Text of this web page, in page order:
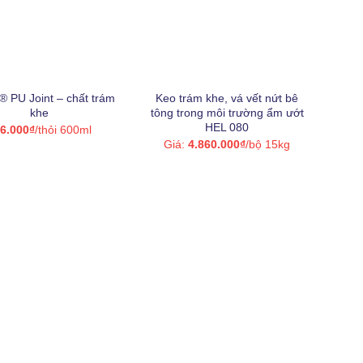
PU Joint – chất trám
khe
₫/thỏi 600ml
Keo trám khe, vá vết nứt bê
tông trong môi trường ẩm ướt
HEL 080
Giá:4.860.000₫/bộ 15kg